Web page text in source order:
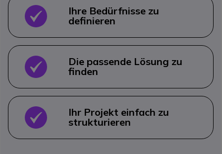
OK
Ihre Bedürfnisse zu
definieren
OK
Die passende Lösung zu
finden
OK
Ihr Projekt einfach zu
strukturieren